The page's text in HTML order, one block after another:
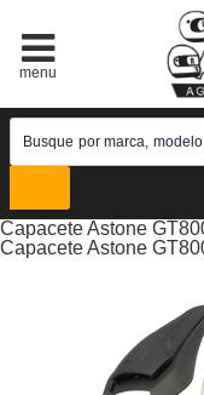
Capacete Astone
Capacete Astone